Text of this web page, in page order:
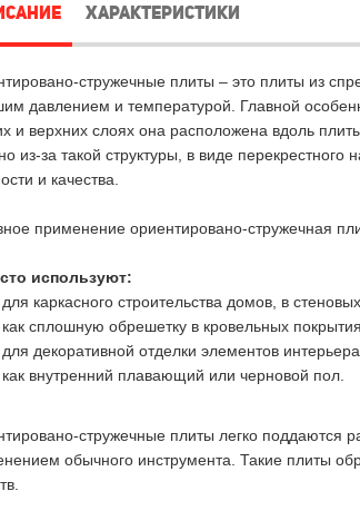
ХАРАКТЕРИСТИКИ
стружечные плиты – это плиты из
давлением и температурой. Главной
и верхних слоях она расположена вдоль
из-за такой структуры, в виде
и качества.
применение ориентировано-стружечная
используют:
для каркасного строительства домов, в
как сплошную обрешетку в кровельных
для декоративной отделки элементов
как внутренний плавающий или черновой пол.
стружечные плиты легко поддаются
обычного инструмента. Такие плиты